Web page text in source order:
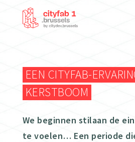
EEN CITYFAB-
KERSTBOOM
We beginnen stilaan de
te voelen… Een periode